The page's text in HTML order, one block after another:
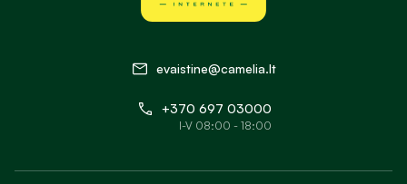
evaistine@camelia.lt
+370 697 03000
I-V 08:00 - 18:00